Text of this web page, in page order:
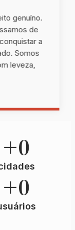
genuíno.
de
a
Somos
leveza,
+0
+0